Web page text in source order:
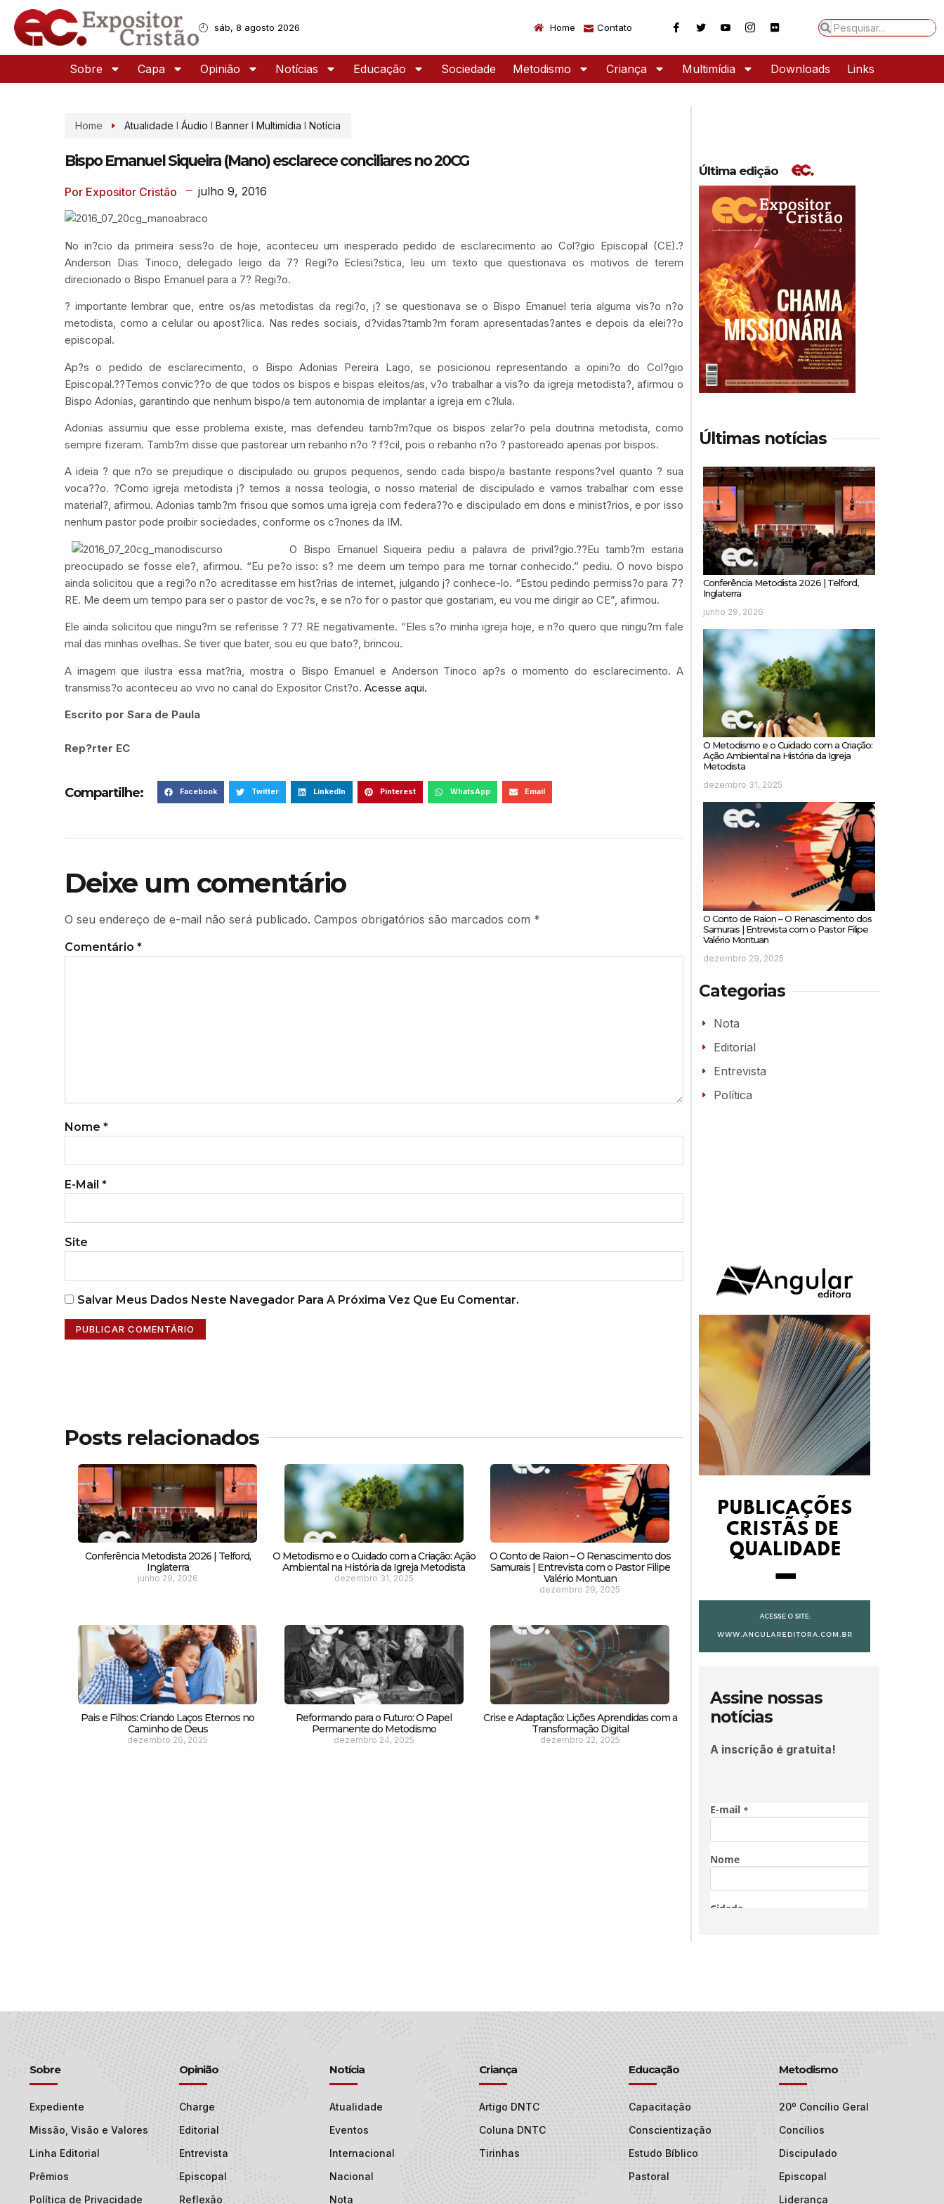
sáb, 8 agosto 2026 Home Contato
Sobre Capa Opinião Notícias Educação Sociedade Metodismo Criança Multimídia Downloads Links
Home Atualidade Áudio BannerI Multimídia Notícia
Bispo Emanuel Siqueira (Mano) esclarece conciliares no 20CG
Por Expositor Cristão julho 9, 2016
No in?cio da primeira sess?o de hoje, aconteceu um inesperado pedido de esclarecimento ao Col?gio Episcopal (CE).?
Anderson Dias Tinoco, delegado leigo da 7? Regi?o Eclesi?stica, leu um texto que questionava os motivos de terem
direcionado o Bispo Emanuel para a 7? Regi?o.
? importante lembrar que, entre os/as metodistas da regi?o, j? se questionava se o Bispo Emanuel teria alguma vis?o n?o
metodista, como a celular ou apost?lica. Nas redes sociais, d?vidas?tamb?m foram apresentadas?antes e depois da elei??o
episcopal.
Ap?s o pedido de esclarecimento, o Bispo Adonias Pereira Lago, se posicionou representando a opini?o do Col?gio
Episcopal.??Temos convic??o de que todos os bispos e bispas eleitos/as, v?o trabalhar a vis?o da igreja metodista?, afirmou o
Bispo Adonias, garantindo que nenhum bispo/a tem autonomia de implantar a igreja em c?lula.
Adonias assumiu que esse problema existe, mas defendeu tamb?m?que os bispos zelar?o pela doutrina metodista, como
sempre fizeram. Tamb?m disse que pastorear um rebanho n?o ? f?cil, pois o rebanho n?o ? pastoreado apenas por bispos.
A ideia ? que n?o se prejudique o discipulado ou grupos pequenos, sendo cada bispo/a bastante respons?vel quanto ? sua
voca??o. ?Como igreja metodista j? temos a nossa teologia, o nosso material de discipulado e vamos trabalhar com esse
material?, afirmou. Adonias tamb?m frisou que somos uma igreja com federa??o e discipulado em dons e minist?rios, e por isso
nenhum pastor pode proibir sociedades, conforme os c?nones da IM.
O Bispo Emanuel Siqueira pediu a palavra de privil?gio.??Eu tamb?m estaria
preocupado se fosse ele?, afirmou. “Eu pe?o isso: s? me deem um tempo para me tornar conhecido.” pediu. O novo bispo
ainda solicitou que a regi?o n?o acreditasse em hist?rias de internet, julgando j? conhece-lo. “Estou pedindo permiss?o para 7?
RE. Me deem um tempo para ser o pastor de voc?s, e se n?o for o pastor que gostariam, eu vou me dirigir ao CE”, afirmou.
Ele ainda solicitou que ningu?m se referisse ? 7? RE negativamente. “Eles s?o minha igreja hoje, e n?o quero que ningu?m fale
mal das minhas ovelhas. Se tiver que bater, sou eu que bato?, brincou.
A imagem que ilustra essa mat?ria, mostra o Bispo Emanuel e Anderson Tinoco ap?s o momento do esclarecimento. A
transmiss?o aconteceu ao vivo no canal do Expositor Crist?o. Acesse aqui.
Escrito por Sara de Paula
Rep?rter EC
Compartilhe: Facebook Twitter LinkedIn Pinterest WhatsApp Email
Deixe um comentário
O seu endereço de e-mail não será publicado. Campos obrigatórios são marcados com *
Comentário *
Nome *
E-Mail *
Site
Salvar Meus Dados Neste Navegador Para A Próxima Vez Que Eu Comentar.
Posts relacionados
Conferência Metodista 2026 | Telford,
Inglaterra
junho 29, 2026
O Metodismo e o Cuidado com a Criação: Ação
Ambiental na História da Igreja Metodista
dezembro 31, 2025
O Conto de Raion – O Renascimento dos
Samurais | Entrevista com o Pastor Filipe
Valério Montuan
dezembro 29, 2025
Pais e Filhos: Criando Laços Eternos no
Caminho de Deus
dezembro 26, 2025
Reformando para o Futuro: O Papel
Permanente do Metodismo
dezembro 24, 2025
Crise e Adaptação: Lições Aprendidas com a
Transformação Digital
dezembro 22, 2025
Última edição
Últimas notícias
Conferência Metodista 2026 | Telford,
Inglaterra
junho 29, 2026
O Metodismo e o Cuidado com a Criação:
Ação Ambiental na História da Igreja
Metodista
dezembro 31, 2025
O Conto de Raion – O Renascimento dos
Samurais | Entrevista com o Pastor Filipe
Valério Montuan
dezembro 29, 2025
Categorias
Nota
Editorial
Entrevista
Política
Assine nossas
notícias
A inscrição é gratuita!
Sobre
Expediente
Missão, Visão e Valores
Linha Editorial
Prêmios
Política de Privacidade
Opinião
Charge
Editorial
Entrevista
Episcopal
Reflexão
Notícia
Atualidade
Eventos
Internacional
Nacional
Nota
Criança
Artigo DNTC
Coluna DNTC
Tirinhas
Educação
Capacitação
Conscientização
Estudo Bíblico
Pastoral
Metodismo
20º Concílio Geral
Concílios
Discipulado
Episcopal
Liderança